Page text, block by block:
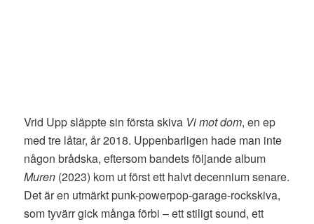
Vrid Upp släppte sin första skiva Vi mot dom, en ep
med tre låtar, år 2018. Uppenbarligen hade man inte
någon brådska, eftersom bandets följande album
Muren (2023) kom ut först ett halvt decennium senare.
Det är en utmärkt punk-powerpop-garage-rockskiva,
som tyvärr gick många förbi – ett stiligt sound, ett